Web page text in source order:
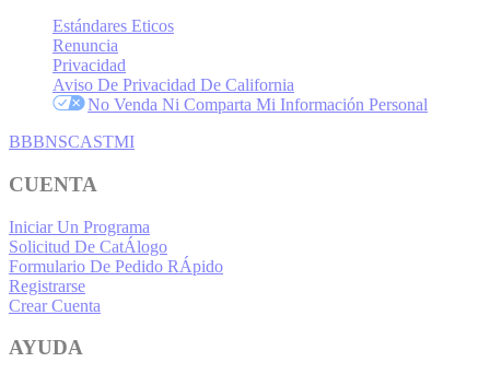
Estándares Eticos
Renuncia
Privacidad
Aviso De Privacidad De California
No Venda Ni Comparta Mi Información Personal
BBBNSCASTMI
CUENTA
Iniciar Un Programa
Solicitud De CatÁlogo
Formulario De Pedido RÁpido
Registrarse
Crear Cuenta
AYUDA